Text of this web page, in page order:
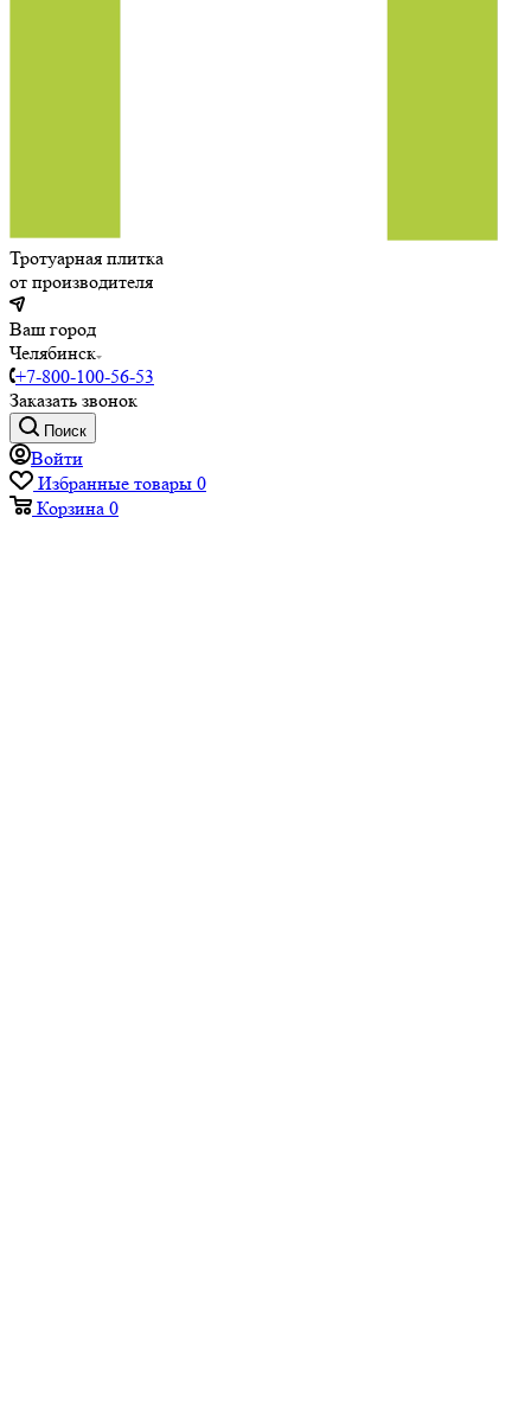
Тротуарная плитка
от производителя
Ваш город
Челябинск
+7-800-100-56-53
Заказать звонок
Поиск
Войти
Избранные товары 0
Корзина 0